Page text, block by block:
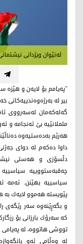
لەنێوان ویژدانی
"پەیامم بۆ لایەن و هێزە
بیر لە بەرژەوەندییەكانی
گەلەكەمان لەسەرووی
ململانێیە بێ ئەنجامە و
هەرێم بەدەستیەوە
داوا دەكەم لە دوای
دڵسۆزی و هەستی
چەقبەستووییە
سیاسییە بهێنن. ئەمە
پێویستە هەموو لایەك بە
و بگەڕێنەوە سەر رێگەی
كە سەرۆك بارزانی بۆ
تووشی هاتووە، لە
لە وەڵامی ئەو